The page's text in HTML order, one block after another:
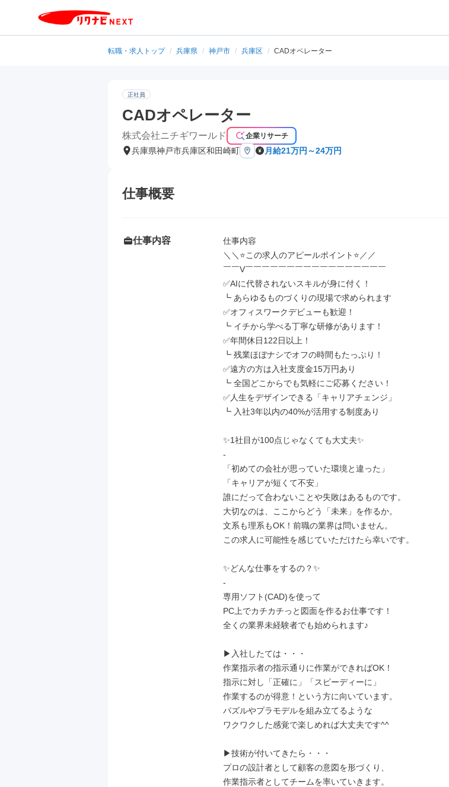
転職・求人トップ / 兵庫県 / 神戸市 / 兵庫区 / CADオペレーター
正社員
CADオペレーター
株式会社ニチギワールド 企業リサーチ
兵庫県神戸市兵庫区和田崎町 月給21万円～24万円
仕事概要
仕事内容
仕事内容
＼＼⭐この求人のアピールポイント⭐／／
￣￣V￣￣￣￣￣￣￣￣￣￣￣￣￣￣￣￣￣
✅AIに代替されないスキルが身に付く！
┗ あらゆるものづくりの現場で求められます
✅オフィスワークデビューも歓迎！
┗ イチから学べる丁寧な研修があります！
✅年間休日122日以上！
┗ 残業ほぼナシでオフの時間もたっぷり！
✅遠方の方は入社支度金15万円あり
┗ 全国どこからでも気軽にご応募ください！
✅人生をデザインできる「キャリアチェンジ」
┗ 入社3年以内の40%が活用する制度あり
✨1社目が100点じゃなくても大丈夫✨
-
「初めての会社が思っていた環境と違った」
「キャリアが短くて不安」
誰にだって合わないことや失敗はあるものです。
大切なのは、ここからどう「未来」を作るか。
文系も理系もOK！前職の業界は問いません。
この求人に可能性を感じていただけたら幸いです。
✨どんな仕事をするの？✨
-
専用ソフト(CAD)を使って
PC上でカチカチっと図面を作るお仕事です！
全くの業界未経験者でも始められます♪
▶︎入社したては・・・
作業指示者の指示通りに作業ができればOK！
指示に対し「正確に」「スピーディーに」
作業するのが得意！という方に向いています。
パズルやプラモデルを組み立てるような
ワクワクした感覚で楽しめれば大丈夫です^^
▶︎技術が付いてきたら・・・
プロの設計者として顧客の意図を形づくり、
作業指示者としてチームを率いていきます。